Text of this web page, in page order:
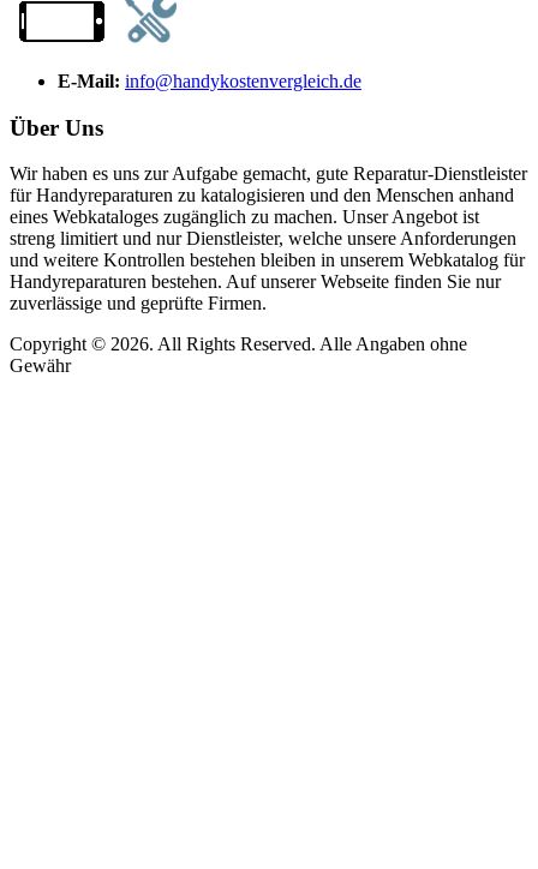
E-Mail: info@handykostenvergleich.de
Über Uns
Wir haben es uns zur Aufgabe gemacht, gute Reparatur-Dienstleister
für Handyreparaturen zu katalogisieren und den Menschen anhand
eines Webkataloges zugänglich zu machen. Unser Angebot ist
streng limitiert und nur Dienstleister, welche unsere Anforderungen
und weitere Kontrollen bestehen bleiben in unserem Webkatalog für
Handyreparaturen bestehen. Auf unserer Webseite finden Sie nur
zuverlässige und geprüfte Firmen.
Copyright © 2026. All Rights Reserved. Alle Angaben ohne
Gewähr